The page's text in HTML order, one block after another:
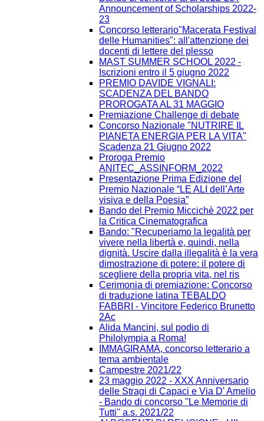
Announcement of Scholarships 2022-
23
Concorso letterario"Macerata Festival
delle Humanities": all'attenzione dei
docenti di lettere del plesso
MAST SUMMER SCHOOL 2022 -
Iscrizioni entro il 5 giugno 2022
PREMIO DAVIDE VIGNALI:
SCADENZA DEL BANDO
PROROGATA AL 31 MAGGIO
Premiazione Challenge di debate
Concorso Nazionale "NUTRIRE IL
PIANETA ENERGIA PER LA VITA"
Scadenza 21 Giugno 2022
Proroga Premio
ANITEC_ASSINFORM_2022
Presentazione Prima Edizione del
Premio Nazionale “LE ALI dell’Arte
visiva e della Poesia”
Bando del Premio Miccichè 2022 per
la Critica Cinematografica
Bando: "Recuperiamo la legalità per
vivere nella libertà e, quindi, nella
dignità. Uscire dalla illegalità è la vera
dimostrazione di potere: il potere di
scegliere della propria vita, nel ris
Cerimonia di premiazione: Concorso
di traduzione latina TEBALDO
FABBRI - Vincitore Federico Brunetto
2Ac
Alida Mancini, sul podio di
Philolympia a Roma!
IMMAGIRAMA, concorso letterario a
tema ambientale
Campestre 2021/22
23 maggio 2022 - XXX Anniversario
delle Stragi di Capaci e Via D' Amelio
- Bando di concorso ''Le Memorie di
Tutti'' a.s. 2021/22